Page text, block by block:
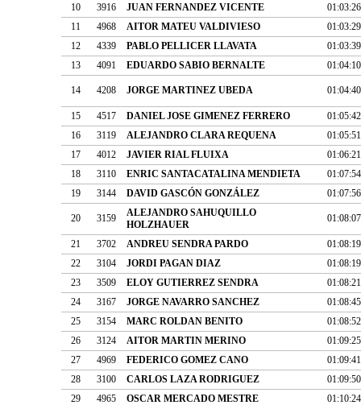
10
3916 JUAN FERNANDEZ VICENTE
01:03:26
11
4968 AITOR MATEU VALDIVIESO
01:03:29
12
4339 PABLO PELLICER LLAVATA
01:03:39
13
4091 EDUARDO SABIO BERNALTE 01:04:10
14 4208 JORGE MARTINEZ UBEDA 01:04:40
15 4517 DANIEL JOSE GIMENEZ FERRERO
01:05:42
16
3119 ALEJANDRO CLARA REQUENA
01:05:51
17
4012 JAVIER RIAL FLUIXA
01:06:21
18
3110 ENRIC SANTACATALINA MENDIETA
01:07:54
19
3144 DAVID GASCÓN GONZÁLEZ 01:07:56
20 3159
ALEJANDRO SAHUQUILLO
HOLZHAUER
01:08:07
21 3702 ANDREU SENDRA PARDO
01:08:19
22
3104 JORDI PAGAN DIAZ
01:08:19
23
3509 ELOY GUTIERREZ SENDRA
01:08:21
24
3167 JORGE NAVARRO SANCHEZ
01:08:45
25
3154 MARC ROLDAN BENITO
01:08:52
26
3124 AITOR MARTIN MERINO
01:09:25
27
4969 FEDERICO GOMEZ CANO
01:09:41
28
3100 CARLOS LAZA RODRIGUEZ
01:09:50
29
4965 OSCAR MERCADO MESTRE
01:10:24